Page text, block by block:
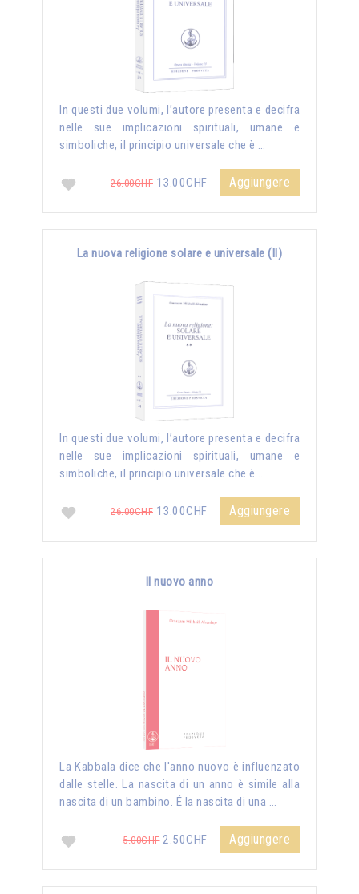
In questi due volumi, l’autore presenta e decifra
nelle sue implicazioni spirituali, umane e
simboliche, il principio universale che è …
26.00CHF 13.00CHF Aggiungere
La nuova religione solare e universale (II)
In questi due volumi, l’autore presenta e decifra
nelle sue implicazioni spirituali, umane e
simboliche, il principio universale che è …
26.00CHF 13.00CHF Aggiungere
Il nuovo anno
La Kabbala dice che l'anno nuovo è influenzato
dalle stelle. La nascita di un anno è simile alla
nascita di un bambino. É la nascita di una …
5.00CHF2.50CHF Aggiungere